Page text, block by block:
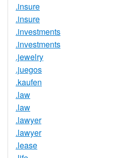
.insure
.insure
.investments
.investments
.jewelry
.juegos
.kaufen
.law
.law
.lawyer
.lawyer
.lease